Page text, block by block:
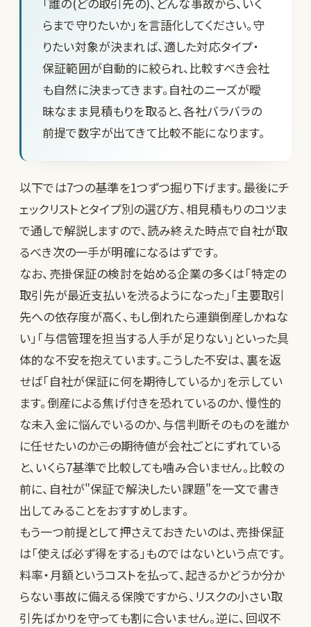
らまで守りたいか」を言語化してください。守
りたい対象が決まれば、適した対応タイプ・
保証範囲が自動的に絞られ、比較すべき会社
も自然に決まってきます。自社のニーズが曖
昧なまま見積もりを取ると、各社バラバラの
前提で数字が出てきて比較不能になります。
以下では7つの基準を1つずつ掘り下げます。最後にチ
ェックリストとタイプ別の選び方、相見積もりのコツま
で通しで解説しますので、読み終えた時点で自社が取
るべき次の一手が明確になるはずです。
なお、売掛保証の検討を始める企業の多くは「特定の
取引先が最近支払いを渋るようになった」「主要取引
先への依存度が高く、もし倒れたら連鎖倒産しかねな
い」「与信管理を担当する人手が足りない」といった具
体的な不安を抱えています。こうした不安は、裏を返
せば「自社が保証に何を期待しているか」を示してい
ます。倒産による焦げ付きを恐れているのか、慢性的
な未入金に悩んでいるのか、与信判断そのものを誰か
に任せたいのか――この期待値が会社ごとにずれている
と、いくら7基準で比較しても噛み合いません。比較の
前に、自社が"保証で解決したい課題"を一文で書き
出してみることをおすすめします。
もう一つ前提として押さえておきたいのは、売掛保証
は「使えば必ず得をする」ものではないという点です。
料率・月額というコストを払って、起きるかどうか分か
らない事故に備える保険ですから、リスクの小さい取
引先ばかりを守っても割に合いません。逆に、回収不